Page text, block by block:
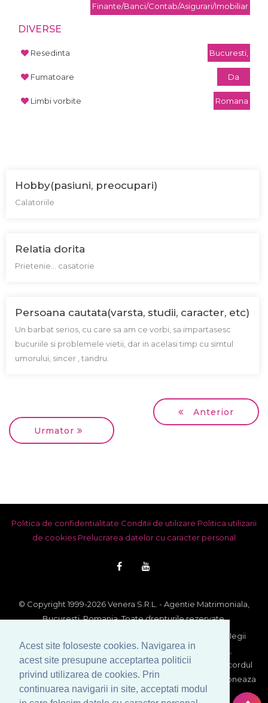
Acest site foloseste cookies. Navigarea in
acest site presupune acceptartea politicii
privind utilizarea de cookies. Prin
continuarea navigarii in site, acceptati modul
Finante/Banci/Contab/Asigurari/Imobiliar
DIVERSE
Resedinta Bucuresti,
Fumatoare Da
Limbi vorbite Romana
Hobby(pasiuni, preocupari)
Calatoriile
Relatia dorita
Prietenie... casatorie
Persoana cautata(varsta, studii, caracter, etc)
Un barbat serios, cu care sa am ce vorbi, sa impartasesc
bucuriile si problemele vietii, dar in acelasi timp cu simtul
umorului, sincer , tandru.
Anterior
Urmator
Politica de confidentialitate Conditii de utilizare Politica utilizarii
de cookies Prelucrarea datelor cu caracter personal
© Copyright 1999-2026 Venera S.R.L. - Agentie Matrimoniala,
Bucuresti, Romania. Toate drepturile rezervate.
Imaginile si textele din acest site se afla sub incidenta legii
dreptului de autor. Utilizarea integrala sau partiala,
reproducerea si multiplicarea lor pe orice suport fara acordul
scris al proprietarului constituie contraventie si se sanctioneaza
conform legii.